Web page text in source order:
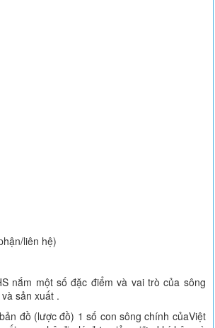
liên hệ)
nắm một số đặc điểm và vai trò của sông
sản xuất .
đồ (lược đồ) 1 số con sông chính củaViệt